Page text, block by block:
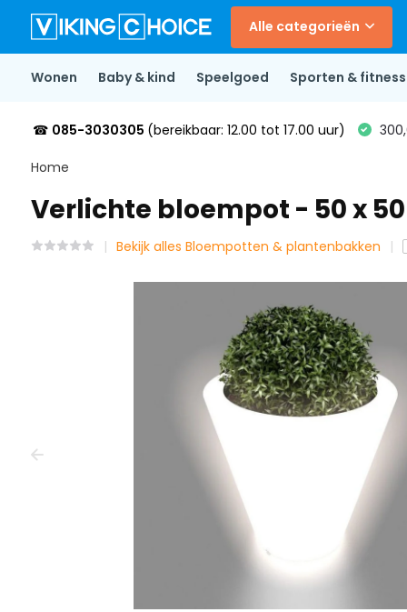
Alle categorieën
Wonen Baby & kind Speelgoed Sporten & fitness
☎ 085-3030305 (bereikbaar: 12.00 tot 17.00 uur)
Home
Verlichte bloempot - 50 x
Bekijk alles Bloempotten & plantenbakken